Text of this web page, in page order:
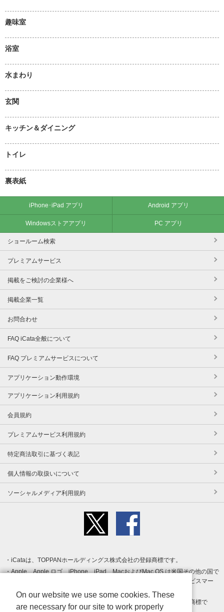
趣味室
浴室
水まわり
玄関
キッチン＆ダイニング
トイレ
裏表紙
iPhone･iPad アプリ Android アプリ
Windowsストアアプリ PC アプリ
ショールーム検索
プレミアムサービス
掲載をご検討の企業様へ
掲載企業一覧
お問合わせ
FAQ iCata全般について
FAQ プレミアムサービスについて
アプリケーション動作環境
アプリケーション利用規約
会員規約
プレミアムサービス利用規約
特定商法取引に基づく表記
個人情報の取扱いについて
ソーシャルメディア利用規約
iCataは、TOPPANホールディングス株式会社の登録商標です。
Apple、Apple ロゴ、iPhone、iPad、MacおよびMac OS は米国その他の国で
登録された Apple Inc. の商標です。App Store は Apple Inc. のサービスマー
クです。
Android、Google Play および Google Play ロゴ は Google LLC の商標で
On our website we use some cookies. These
are necessary for our site to work properly